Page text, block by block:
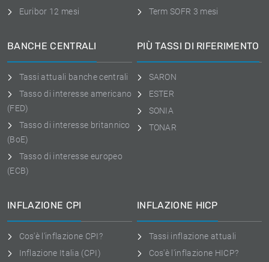
Euribor 12 mesi
Term SOFR 3 mesi
BANCHE CENTRALI
Tassi attuali banche centrali
Tasso di interesse americano
(FED)
Tasso di interesse britannico
(BoE)
Tasso di interesse europeo
(ECB)
PIÙ TASSI DI RIFERIMENTO
SARON
ESTER
SONIA
TONAR
INFLAZIONE CPI
Cos'è l'inflazione CPI?
Inflazione Italia (CPI)
INFLAZIONE HICP
Tassi inflazione attuali
Cos'è l'inflazione HICP?